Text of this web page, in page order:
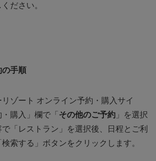
ださい。
の手順
リゾート オンライン予約・購入サイ
購入」欄で「 その他のご予約 」を選択
「レストラン」を選択後、日程とご利
索する」ボタンをクリックします。